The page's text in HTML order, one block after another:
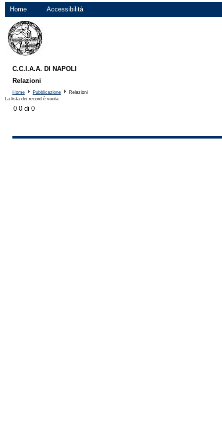
Home Accessibilità
C.C.I.A.A. DI NAPOLI
Relazioni
Home Pubblicazione
Relazioni
La lista dei record è vuota.
0-0 di 0